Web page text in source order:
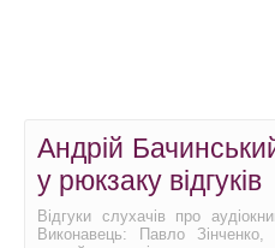
Андрій
у рюкзаку відгуків
Відгуки слухачів про
Виконавець: Павло